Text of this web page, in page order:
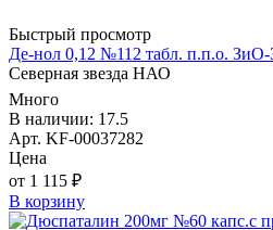
Быстрый просмотр
Де-нол 0,12 №112 табл. п.п.о.
Северная звезда НАО
Много
В наличии: 17.5
Арт. KF-00037282
Цена
от 1 115 ₽
В корзину